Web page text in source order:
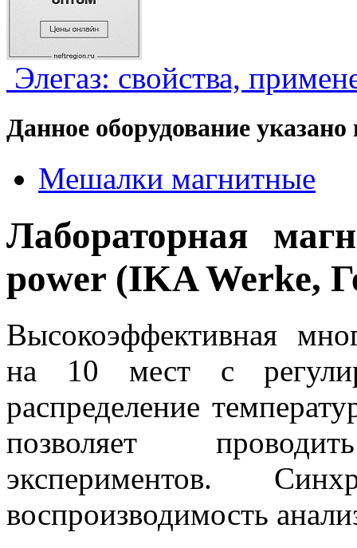
Элегаз: свойства,
Данное оборудование
Мешалки магнитные
Лабораторная
power (IKA Werke,
Высокоэффективная
на 10 мест с
распределение
позволяет
экспериментов.
воспроизводимость